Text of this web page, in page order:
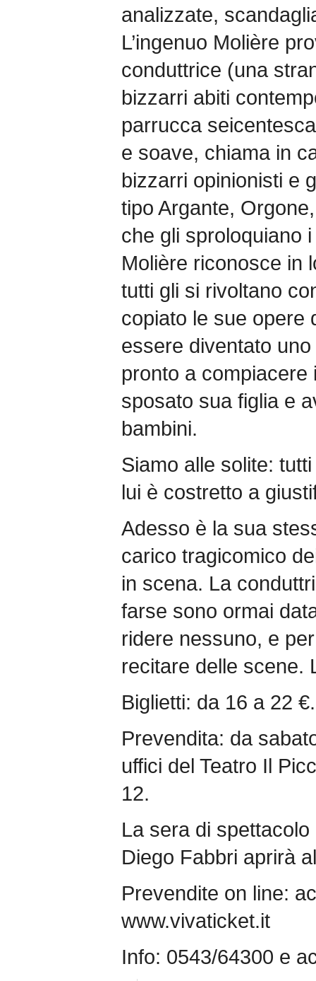
analizzate,
L’ingenuo Molière
conduttrice (una
bizzarri abiti
parrucca
e soave, chiama in
bizzarri opinionisti e
tipo Argante,
che gli sproloquiano
Molière riconosce in
tutti gli si rivoltano
copiato le sue opere
essere diventato
pronto a
sposato sua figlia e
bambini.
Siamo alle solite:
lui è costretto a
Adesso è la sua
carico tragicomico
in scena. La
farse sono ormai
ridere nessuno, e
recitare delle
Biglietti: da 16 a 22 €.
Prevendita: da
uffici del Teatro Il
12.
La sera di
Diego Fabbri aprirà
Prevendite on line:
www.vivaticket.it
Info: 0543/64300 e